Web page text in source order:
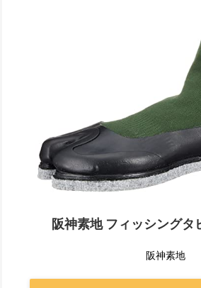
阪神素地 フィッシングタ
阪神素地